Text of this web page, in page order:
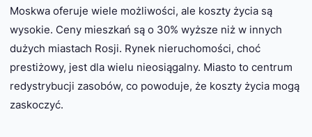
Moskwa oferuje wiele możliwości, ale koszty życia są
wysokie. Ceny mieszkań są o 30% wyższe niż w innych
dużych miastach Rosji. Rynek nieruchomości, choć
prestiżowy, jest dla wielu nieosiągalny. Miasto to centrum
redystrybucji zasobów, co powoduje, że koszty życia mogą
zaskoczyć.